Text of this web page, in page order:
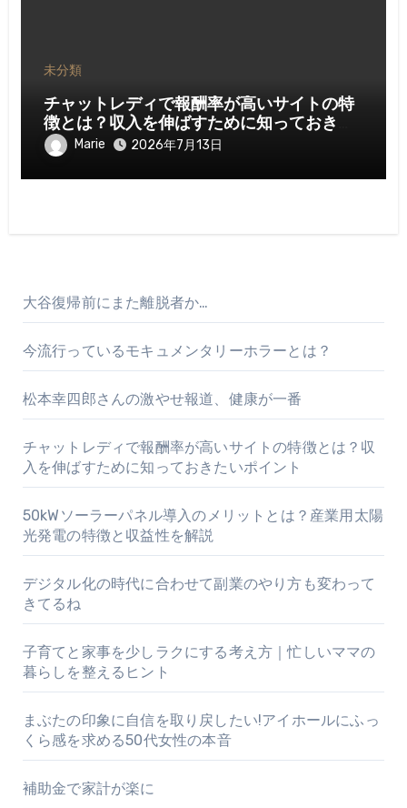
未分類
チャットレディで報酬率が高いサイトの特
徴とは？収入を伸ばすために知っておきた
いポイント
Marie 2026年7月13日
大谷復帰前にまた離脱者か…
今流行っているモキュメンタリーホラーとは？
松本幸四郎さんの激やせ報道、健康が一番
チャットレディで報酬率が高いサイトの特徴とは？収
入を伸ばすために知っておきたいポイント
50kWソーラーパネル導入のメリットとは？産業用太陽
光発電の特徴と収益性を解説
デジタル化の時代に合わせて副業のやり方も変わって
きてるね
子育てと家事を少しラクにする考え方｜忙しいママの
暮らしを整えるヒント
まぶたの印象に自信を取り戻したい!アイホールにふっ
くら感を求める50代女性の本音
補助金で家計が楽に